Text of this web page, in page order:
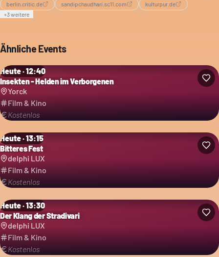
berlin.critic.de
sandipchaudhari.sc11.com
kulturpur.de
+3weitere
Ähnliche Events
Heute · 12:40
Insekten - Helden im Verborgenen
Yorck
Film & Kino
Kostenlos
Heute · 13:15
Bitteres Fest
delphi LUX
Film & Kino
Kostenlos
Heute · 13:30
Der Klang der Stradivari
delphi LUX
Film & Kino
Kostenlos